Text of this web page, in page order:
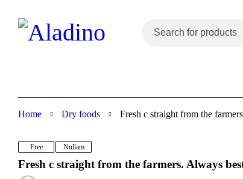
Home Dry foods Fresh c straight from the
Free Nullam
Fresh c straight from the farmers. Always